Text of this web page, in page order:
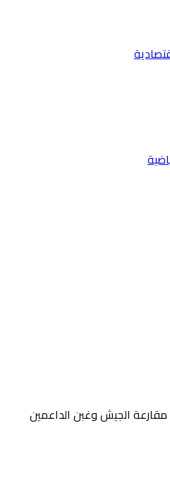
الجيش وغبن الداعمين